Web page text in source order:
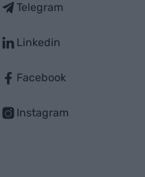
Telegram
Linkedin
Facebook
Instagram